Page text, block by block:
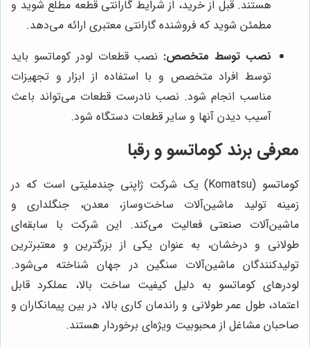
هستند. قبل از خرید، از شرایط گارانتی قطعه مطلع شوید و
مطمئن شوید که فروشنده گارانتی معتبری ارائه می‌دهد.
نصب توسط متخصص: نصب قطعات لودر کوماتسو باید
توسط افراد متخصص و با استفاده از ابزار و تجهیزات
مناسب انجام شود. نصب نادرست قطعات می‌تواند باعث
آسیب دیدن آنها و سایر قطعات دستگاه شود.
معرفی برند کوماتسو و رقبا
کوماتسو (Komatsu) یک شرکت ژاپنی چندملیتی است که در
زمینه تولید ماشین‌آلات ساخت‌وساز، معدن، جنگلداری و
ماشین‌آلات صنعتی فعالیت می‌کند. این شرکت با سابقه‌ای
طولانی و درخشان، به عنوان یکی از بزرگترین و معتبرترین
تولیدکنندگان ماشین‌آلات سنگین در جهان شناخته می‌شود.
لودرهای کوماتسو به دلیل کیفیت ساخت بالا، عملکرد قابل
اعتماد، طول عمر طولانی و راندمان کاری بالا، در بین پیمانکاران و
صاحبان مشاغل از محبوبیت ویژه‌ای برخوردار هستند.